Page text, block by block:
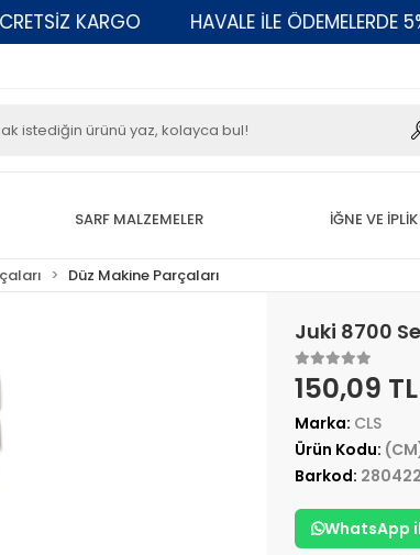
KARGO HAVALE İLE ÖDEMELERDE 5%
SARF MALZEMELER İĞNE VE İPLİK
Düz Makine Parçaları
Juki 8700
150,09 TL
Marka: CLS
Ürün Kodu:
Barkod:
WhatsApp